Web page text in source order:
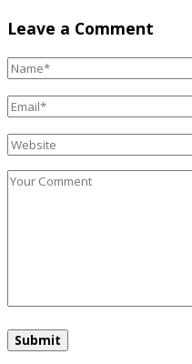
Leave a Comment